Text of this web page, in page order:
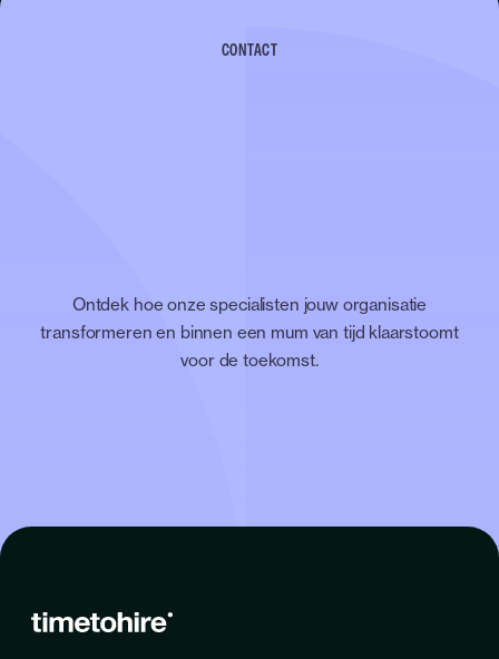
CONTACT
Ontdek hoe onze specialisten jouw organisatie
transformeren en binnen een mum van tijd klaarstoomt
voor de toekomst.